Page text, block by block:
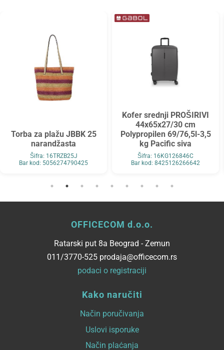
Torba za plažu JBBK 25
narandžasta
Šifra: 16TRZB25J
Bar kod: 5056274790425
Kofer srednji PROŠIRIVI
44x65x27/30 cm
Polypropilen 69/76,5l-3,5
kg Pacific siva
Šifra: 16KG126846C
Bar kod: 8425126266642
OFFICECOM d.o.o.
Ratarski put 8a Beograd - Zemun
011/3770-525 prodaja@officecom.rs
podaci o registraciji
Kako naručiti
Način poručivanja
Uslovi isporuke
Način plaćanja